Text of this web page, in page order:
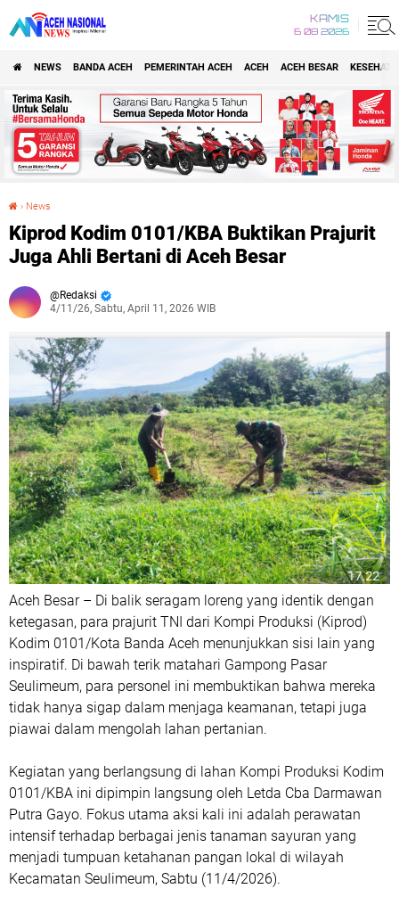
KAMIS
6 08 2026
NEWS BANDA ACEH PEMERINTAH ACEH ACEH ACEH BESAR
› News
Kiprod Kodim 0101/KBA Buktikan Prajurit
Juga Ahli Bertani di Aceh Besar
Redaksi
4/11/26, Sabtu, April 11, 2026 WIB
Aceh Besar – Di balik seragam loreng yang identik dengan
ketegasan, para prajurit TNI dari Kompi Produksi (Kiprod)
Kodim 0101/Kota Banda Aceh menunjukkan sisi lain yang
inspiratif. Di bawah terik matahari Gampong Pasar
Seulimeum, para personel ini membuktikan bahwa mereka
tidak hanya sigap dalam menjaga keamanan, tetapi juga
piawai dalam mengolah lahan pertanian.
Kegiatan yang berlangsung di lahan Kompi Produksi Kodim
0101/KBA ini dipimpin langsung oleh Letda Cba Darmawan
Putra Gayo. Fokus utama aksi kali ini adalah perawatan
intensif terhadap berbagai jenis tanaman sayuran yang
menjadi tumpuan ketahanan pangan lokal di wilayah
Kecamatan Seulimeum, Sabtu (11/4/2026).